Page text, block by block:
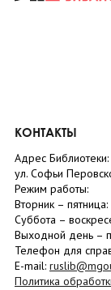
КОНТАКТЫ
Адрес
ул. Софьи
Режим работы:
Вторник – пятница
Суббота – в
Выходной день –
Телефон для
E-mail:
Политика